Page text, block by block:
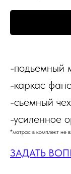
-подьемный
-каркас
-сьемный
-усиленное
*матрас в комплект не
ЗАДАТЬ